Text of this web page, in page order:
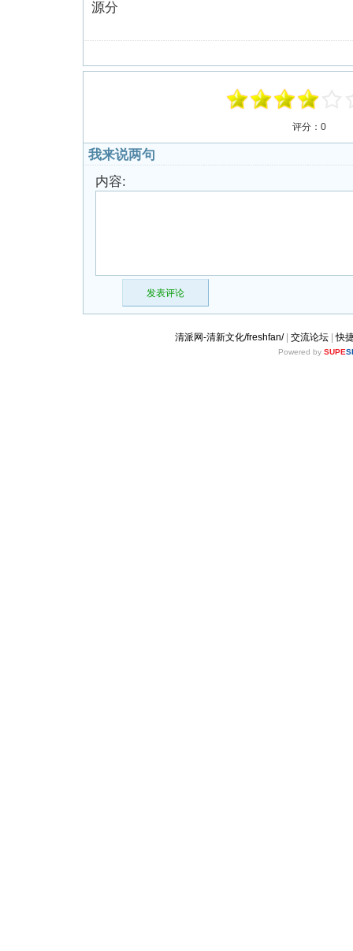
源分
评分： 0
我来说两句
内容:
发表评论
清派网-清新文化/freshfan/| 交流论坛|快
Powered by SUPE